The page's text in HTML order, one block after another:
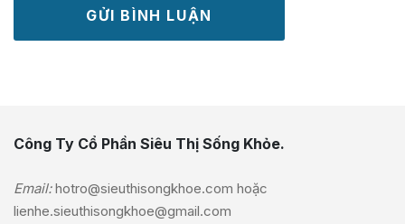
Công Ty Cổ Phần Siêu Thị Sống Khỏe.
Email: hotro@sieuthisongkhoe.com hoặc
lienhe.sieuthisongkhoe@gmail.com